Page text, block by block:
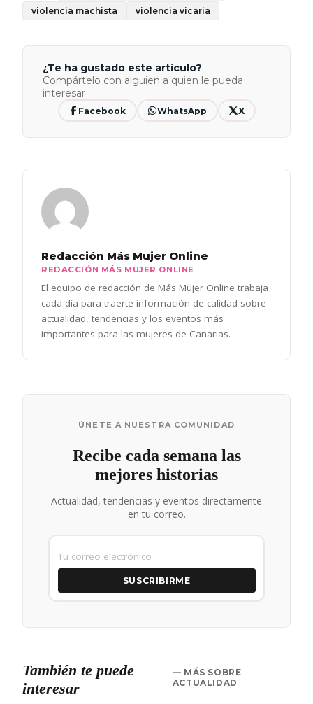
violencia machista
violencia vicaria
¿Te ha gustado este artículo?
Compártelo con alguien a quien le pueda
interesar
Facebook WhatsApp X
Redacción Más Mujer Online
REDACCIÓN MÁS MUJER ONLINE
El equipo de redacción de Más Mujer Online trabaja
cada día para traerte información de calidad sobre
actualidad, tendencias y los eventos más
importantes para las mujeres de Canarias.
ÚNETE A NUESTRA COMUNIDAD
Recibe cada semana las
mejores historias
Actualidad, tendencias y eventos directamente
en tu correo.
SUSCRIBIRME
También te puede
interesar
— MÁS SOBRE
ACTUALIDAD